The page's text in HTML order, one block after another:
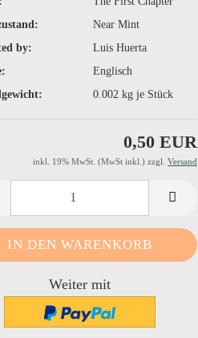
Near Mint
by:
Luis Huerta
Englisch
0.002 kg je Stück
0,50 EUR
inkl. 19% MwSt. (MwSt inkl.) zzgl. Versand
Weiter mit